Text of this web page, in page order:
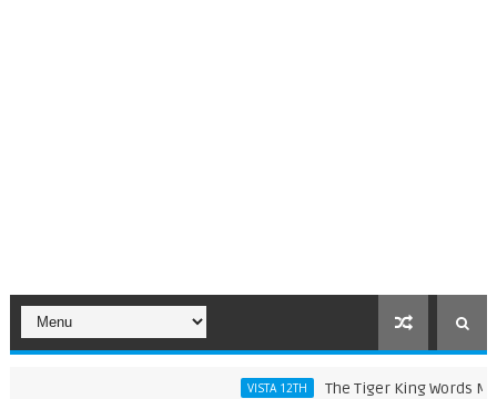
VISTA 12TH The Tiger King Words Meaning